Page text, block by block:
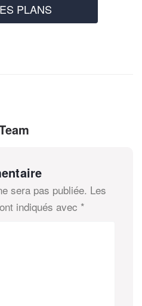
PLANS
sera pas publiée. Les
indiqués avec *